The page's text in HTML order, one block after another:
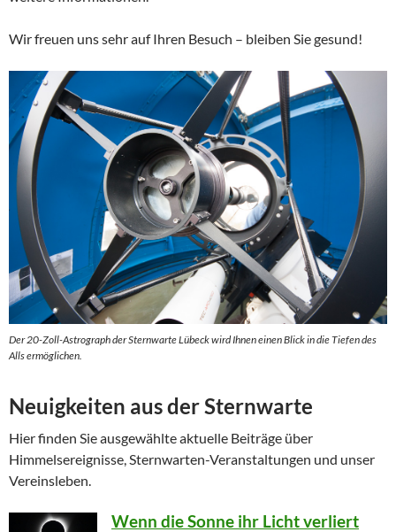
Wir freuen uns sehr auf Ihren Besuch – bleiben Sie gesund!
Der 20-Zoll-Astrograph der Sternwarte Lübeck wird Ihnen einen Blick in die Tiefen des
Alls ermöglichen.
Neuigkeiten aus der Sternwarte
Hier finden Sie ausgewählte aktuelle Beiträge über
Himmelsereignisse, Sternwarten-Veranstaltungen und unser
Vereinsleben.
Wenn die Sonne ihr Licht verliert